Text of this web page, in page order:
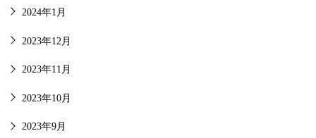
2024年1月
2023年12月
2023年11月
2023年10月
2023年9月